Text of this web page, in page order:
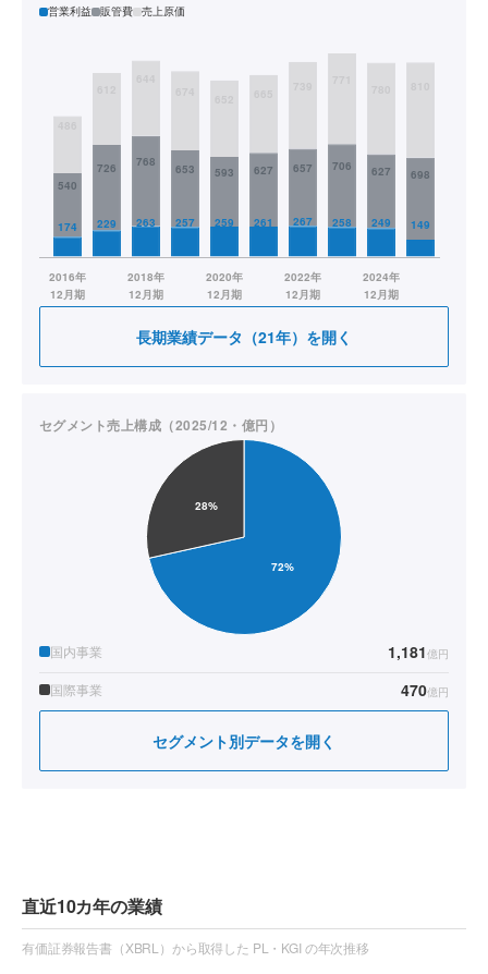
営業利益 販管費 売上原価
長期業績データ（21年）を開く
セグメント売上構成（2025/12・億円）
国内事業 1,181億円
国際事業 470億円
セグメント別データを開く
直近10カ年の業績
有価証券報告書（XBRL）から取得した PL・KGI の年次推移